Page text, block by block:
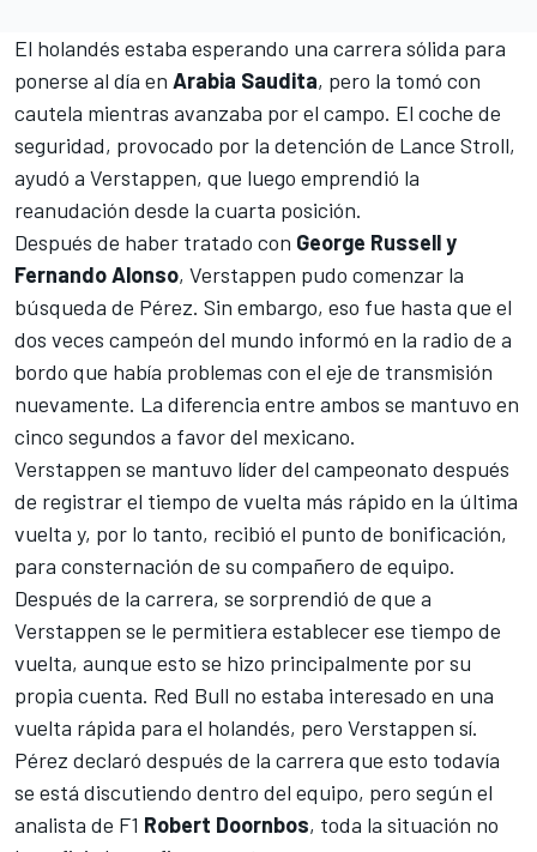
El holandés estaba esperando una carrera sólida para
ponerse al día en Arabia Saudita, pero la tomó con
cautela mientras avanzaba por el campo. El coche de
seguridad, provocado por la detención de Lance Stroll,
ayudó a Verstappen, que luego emprendió la
reanudación desde la cuarta posición.
Después de haber tratado con George Russell y
Fernando Alonso, Verstappen pudo comenzar la
búsqueda de Pérez. Sin embargo, eso fue hasta que el
dos veces campeón del mundo informó en la radio de a
bordo que había problemas con el eje de transmisión
nuevamente. La diferencia entre ambos se mantuvo en
cinco segundos a favor del mexicano.
Verstappen se mantuvo líder del campeonato después
de registrar el tiempo de vuelta más rápido en la última
vuelta y, por lo tanto, recibió el punto de bonificación,
para consternación de su compañero de equipo.
Después de la carrera, se sorprendió de que a
Verstappen se le permitiera establecer ese tiempo de
vuelta, aunque esto se hizo principalmente por su
propia cuenta. Red Bull no estaba interesado en una
vuelta rápida para el holandés, pero Verstappen sí.
Pérez declaró después de la carrera que esto todavía
se está discutiendo dentro del equipo, pero según el
analista de F1 Robert Doornbos, toda la situación no